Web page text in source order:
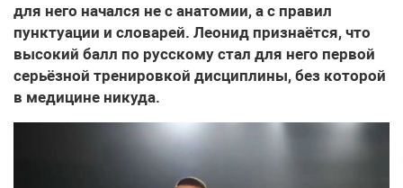
для него начался не с анатомии, а с правил
пунктуации и словарей. Леонид признаётся, что
высокий балл по русскому стал для него первой
серьёзной тренировкой дисциплины, без которой
в медицине никуда.